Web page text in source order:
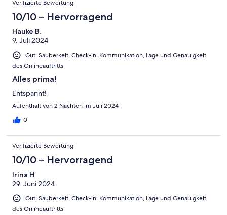
Verifizierte Bewertung
10/10 – Hervorragend
Hauke B.
9. Juli 2024
Gut: Sauberkeit, Check-in, Kommunikation, Lage und Genauigkeit
des Onlineauftritts
Alles prima!
Entspannt!
Aufenthalt von 2 Nächten im Juli 2024
0
Verifizierte Bewertung
10/10 – Hervorragend
Irina H.
29. Juni 2024
Gut: Sauberkeit, Check-in, Kommunikation, Lage und Genauigkeit
des Onlineauftritts